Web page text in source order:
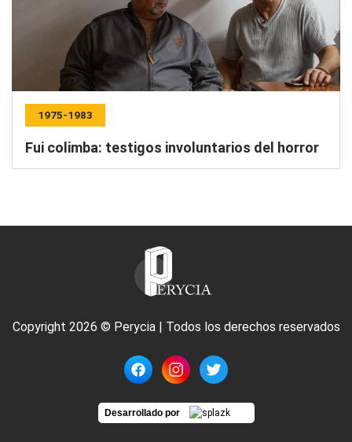
1975-1983
Fui colimba: testigos involuntarios del horror
Copyright 2026 © Perycia | Todos los derechos reservados
Desarrollado por